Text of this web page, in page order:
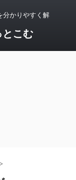
分かりやすく解
こむ
>